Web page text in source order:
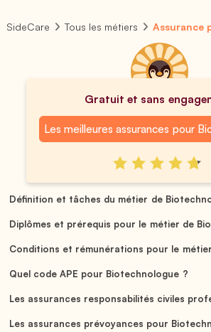
SideCare Tous les métiers Assurance
Gratuit et sans
Les meilleures assurances pour
Définition et tâches du métier de
Diplômes et prérequis pour le métier de
Conditions et rémunérations pour le
Quel code APE pour Biotechnologue ?
Les assurances responsabilités civiles
Les assurances prévoyances pour